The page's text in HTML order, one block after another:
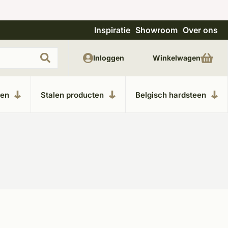
Uitgebreide showroom in Kesteren Unieke
Inspiratie Showroom Over ons
Stalen producten Belgisch hardsteen
Inloggen Winkelwagen